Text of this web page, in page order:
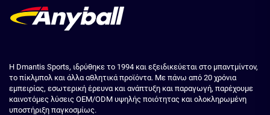
Η Dmantis Sports, ιδρύθηκε το 1994 και εξειδικεύεται στο μπαντμίντον,
το πίκλμπολ και άλλα αθλητικά προϊόντα. Με πάνω από 20 χρόνια
εμπειρίας, εσωτερική έρευνα και ανάπτυξη και παραγωγή, παρέχουμε
καινοτόμες λύσεις OEM/ODM υψηλής ποιότητας και ολοκληρωμένη
υποστήριξη παγκοσμίως.